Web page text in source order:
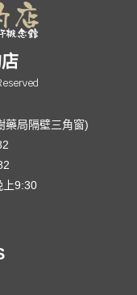
藥局隔壁三角窗)
上9:30